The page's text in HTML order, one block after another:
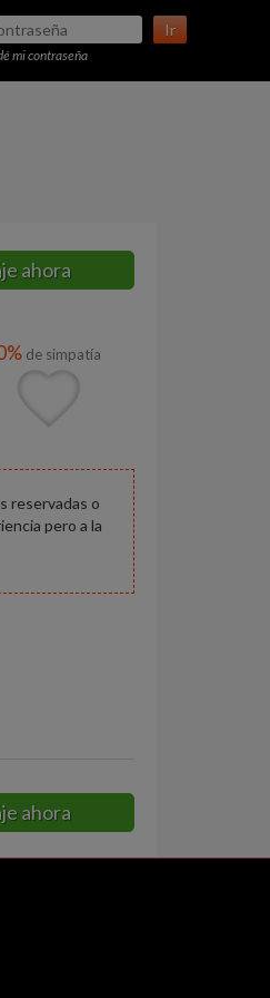
Ir
mi contraseña
ahora
de simpatía
reservadas o
pero a la
ahora